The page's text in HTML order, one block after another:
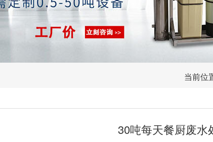
当前位
30吨每天餐厨废水